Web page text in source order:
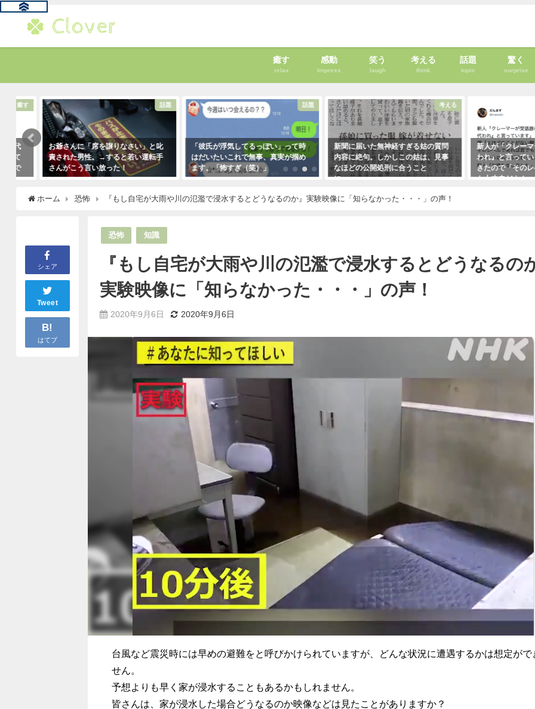
癒す
relax
感動
Impress
笑う
laugh
考える
think
話題
topic
驚く
surprise
話題
お爺さんに「席を譲りなさい」と叱
責された男性。→すると若い運転手
さんがこう言い放った！
「彼氏が浮気してるっぽい」って時
はだいたいこれで無事、真実が掴め
ます。「怖すぎ（笑）」
考える
新聞に届いた無神経すぎる姑の質問
内容に絶句。しかしこの姑は、見事
なほどの公開処刑に合うこと
に・・・
新人が「クレーマーが『
われ』と言っています」
きたので「そのレベルで
も大丈夫だよ！」と言っ
ホーム 恐怖 『もし自宅が大雨や川の氾濫で浸水するとどうなるのか』実験映像に「知らなかった・・・」の声！
シェア
Tweet
B!
はてブ
恐怖 知識
『もし自宅が大雨や川の氾濫で浸水するとどうなるの
実験映像に「知らなかった・・・」の声！
2020年9月6日 2020年9月6日
台風など震災時には早めの避難をと呼びかけられていますが、どんな状況に遭遇するかは想定がで
せん。
予想よりも早く家が浸水することもあるかもしれません。
皆さんは、家が浸水した場合どうなるのか映像などは見たことがありますか？